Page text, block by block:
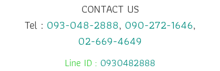
CONTACT US
Tel : 093-048-2888, 090-272-1646,
02-669-4649
Line ID : 0930482888